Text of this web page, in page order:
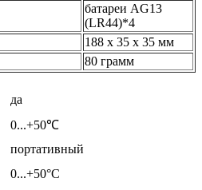
батареи AG13
(LR44)*4
188 х 35 х 35 мм
80 грамм
да
0...+50℃
портативный
0...+50°С